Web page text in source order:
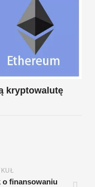
kryptowalutę
o finansowaniu